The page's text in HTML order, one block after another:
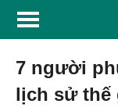
7 người
lịch sử thế